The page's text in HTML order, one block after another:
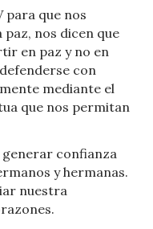
para que nos
nos dicen que
en paz y no en
con
mediante el
que nos permitan
generar confianza
y hermanas.
nuestra